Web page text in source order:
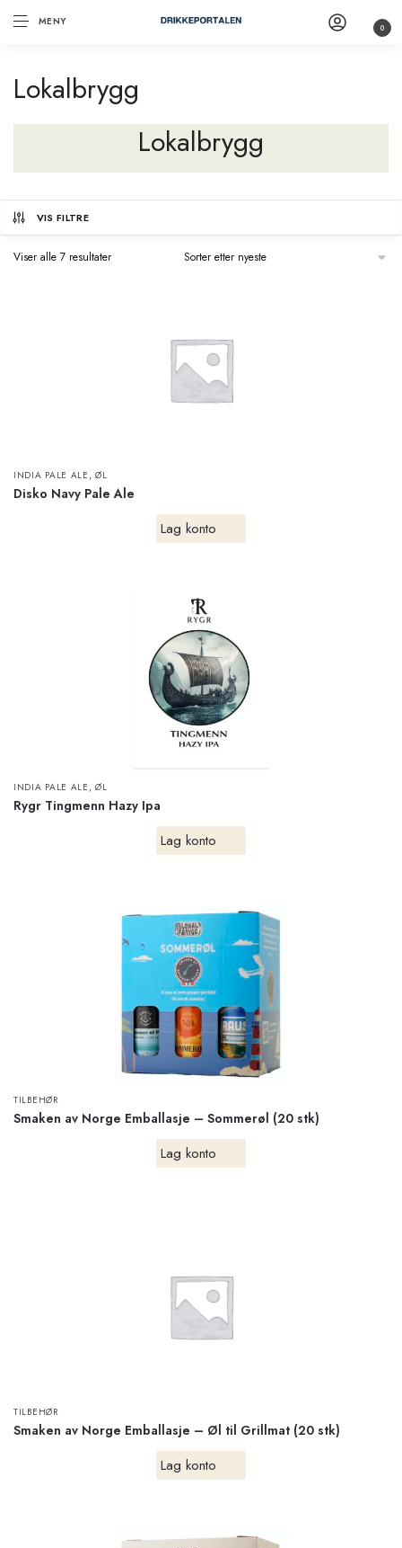
MENY 0
Lokalbrygg
Lokalbrygg
VIS FILTRE
Viser alle 7 resultater
INDIA PALE ALE ,ØL
Disko Navy Pale Ale
Lag konto
INDIA PALE ALE ,ØL
Rygr Tingmenn Hazy Ipa
Lag konto
TILBEHØR
Smaken av Norge Emballasje – Sommerøl (20 stk)
Lag konto
TILBEHØR
Smaken av Norge Emballasje – Øl til Grillmat (20 stk)
Lag konto